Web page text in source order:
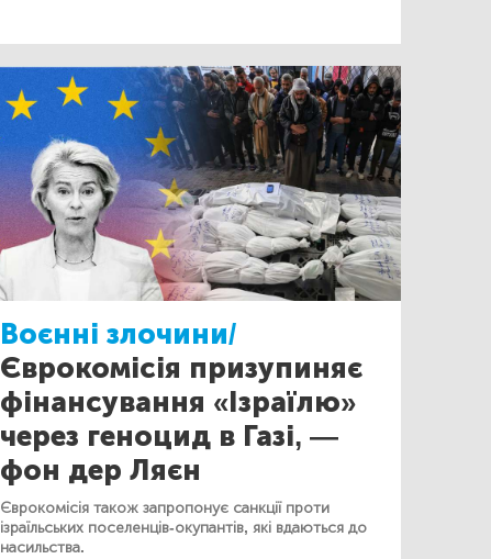
Воєнні злочини/
Єврокомісія призупиняє
фінансування «Ізраїлю»
через геноцид в Газі, —
фон дер Ляєн
Єврокомісія також запропонує санкції проти
ізраїльських поселенців-окупантів, які вдаються до
насильства.